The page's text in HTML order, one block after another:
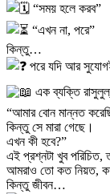
“সময় হলে করব”
“এখন না, পরে”
কিন্তু…
পরে যদি আর
“আমার বোন মান্নত
কিন্তু সে মারা গেছে।
এখন কী হবে?”
এই প্রশ্নটা খুব পরিচিত,
আমরাও তো কত নিয়ত,
কিন্তু জীবন…